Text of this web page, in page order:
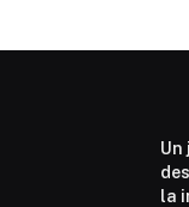
Un
la